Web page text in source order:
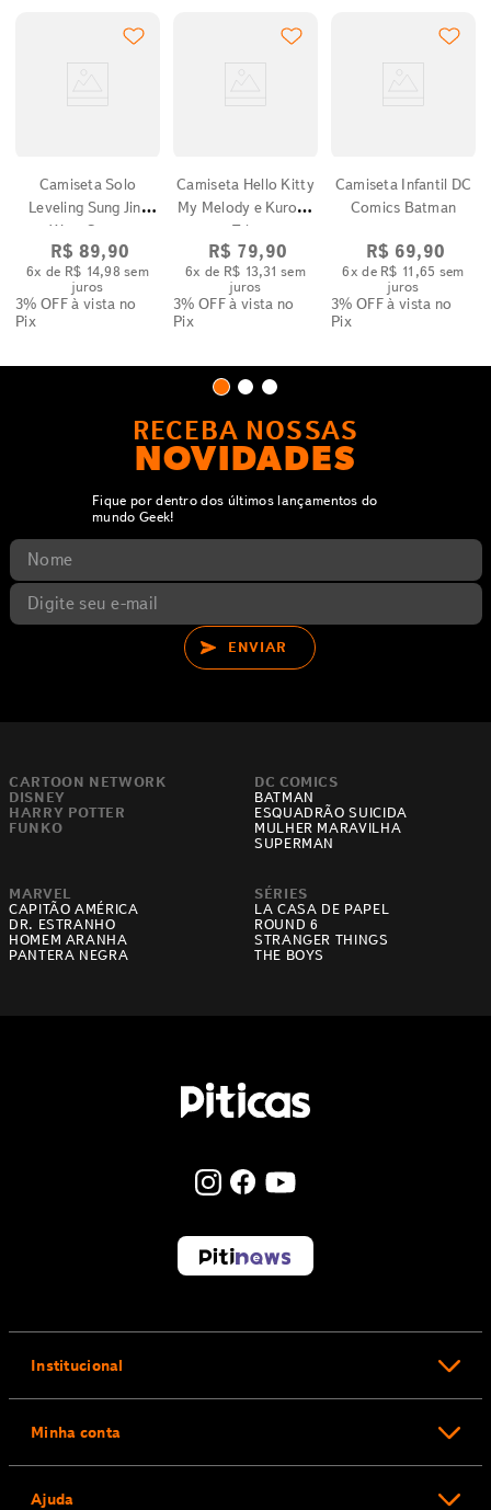
Camiseta Solo
Leveling Sung Jin-
Woo Cenas
R$ 89,90
6x de R$ 14,98 sem
juros
3% OFFà vista no
Pix
Camiseta Hello Kitty
My Melody e Kuromi
Trio
R$ 79,90
6x de R$ 13,31 sem
juros
3% OFFà vista no
Pix
Camiseta Infantil DC
Comics Batman
R$ 69,90
6x de R$ 11 ,65 sem
juros
3% OFFà vista no
Pix
RECEBA NOSSAS
NOVIDADES
Fique por dentro dos últimos lançamentos do
mundo Geek!
ENVIAR
CARTOON NETWORK
DISNEY
HARRY POTTER
FUNKO
DC COMICS
BATMAN
ESQUADRÃO SUICIDA
MULHER MARAVILHA
SUPERMAN
MARVEL
CAPITÃO AMÉRICA
DR. ESTRANHO
HOMEM ARANHA
PANTERA NEGRA
SÉRIES
LA CASA DE PAPEL
ROUND 6
STRANGER THINGS
THE BOYS
Institucional
Minha conta
Ajuda